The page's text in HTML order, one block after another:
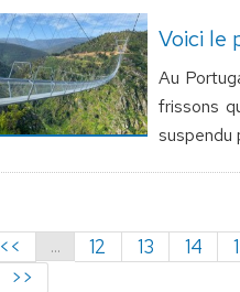
Voici le
Au
frissons
suspendu
<< ... 12 13 14
>>